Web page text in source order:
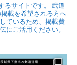
サイトです。
武道
載を希望される方へ
ているため、掲載費
にご活用ください。